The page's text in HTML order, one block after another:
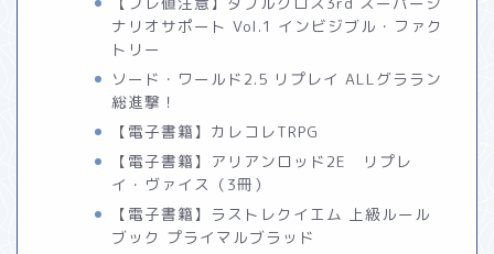
ナリオサポート Vol.1 インビジブル・ファク
トリー
ソード・ワールド2.5 リプレイ ALLグララン
総進撃！
【電子書籍】カレコレTRPG
【電子書籍】アリアンロッド2E リプレ
イ・ヴァイス（3冊）
【電子書籍】ラストレクイエム 上級ルール
ブック プライマルブラッド